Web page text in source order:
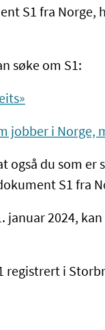
S1 fra Norge,
søke om S1:
jobber i Norge,
du som er
S1 fra
2024, kan
registrert i